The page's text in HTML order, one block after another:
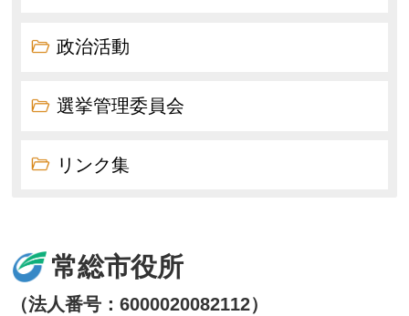
政治活動
選挙管理委員会
リンク集
常総市役所
（法人番号：6000020082112）